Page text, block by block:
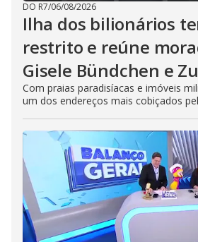
DO R7/06/08/2026
Ilha dos bilionários
restrito e reúne
Gisele Bündchen e
Com praias paradisíacas e imóveis
um dos endereços mais cobiçados